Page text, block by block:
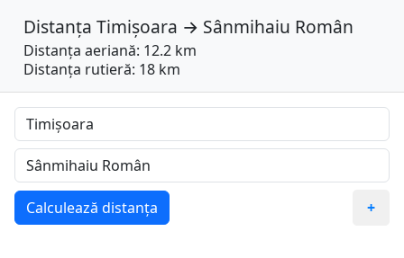
Distanța Timișoara → Sânmihaiu Român
Distanța aeriană: 12.2 km
Distanța rutieră: 18 km
Calculează distanța +